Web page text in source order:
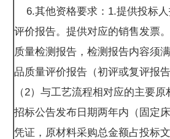
6.其他资格要求：1.提供投标
评价报告。提供对应的销售发票
质量检测报告，检测报告内容须
品质量评价报告（初评或复评报
（2）与工艺流程相对应的主要
招标公告发布日期两年内（固定
凭证，原材料采购总金额占投标